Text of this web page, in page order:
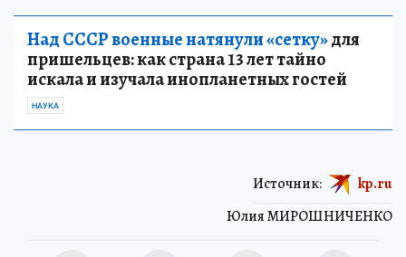
Над СССР военные натянули «сетку»для
пришельцев: как страна 13 лет тайно
искала и изучала инопланетных гостей
НАУКА
Юлия МИРОШНИЧЕНКО
Источник: kp.ru